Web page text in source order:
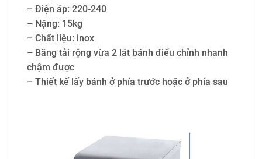
– Điện áp: 220-240
– Nặng: 15kg
– Chất liệu: inox
– Băng tải rộng vừa 2 lát bánh điểu chỉnh nhanh
chậm được
– Thiết kế lấy bánh ở phía trước hoặc ở phía sau